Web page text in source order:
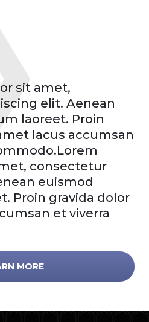
sit amet,
elit. Aenean
laoreet. Proin
lacus accumsan
consectetur
euismod
Proin gravida dolor
et viverra
MORE